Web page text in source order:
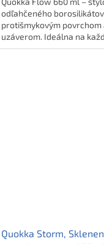
odľahčeného
protišmykovým
uzáverom. Ideálna na
cestách aj pri športe. 🌱
Quokka Storm,